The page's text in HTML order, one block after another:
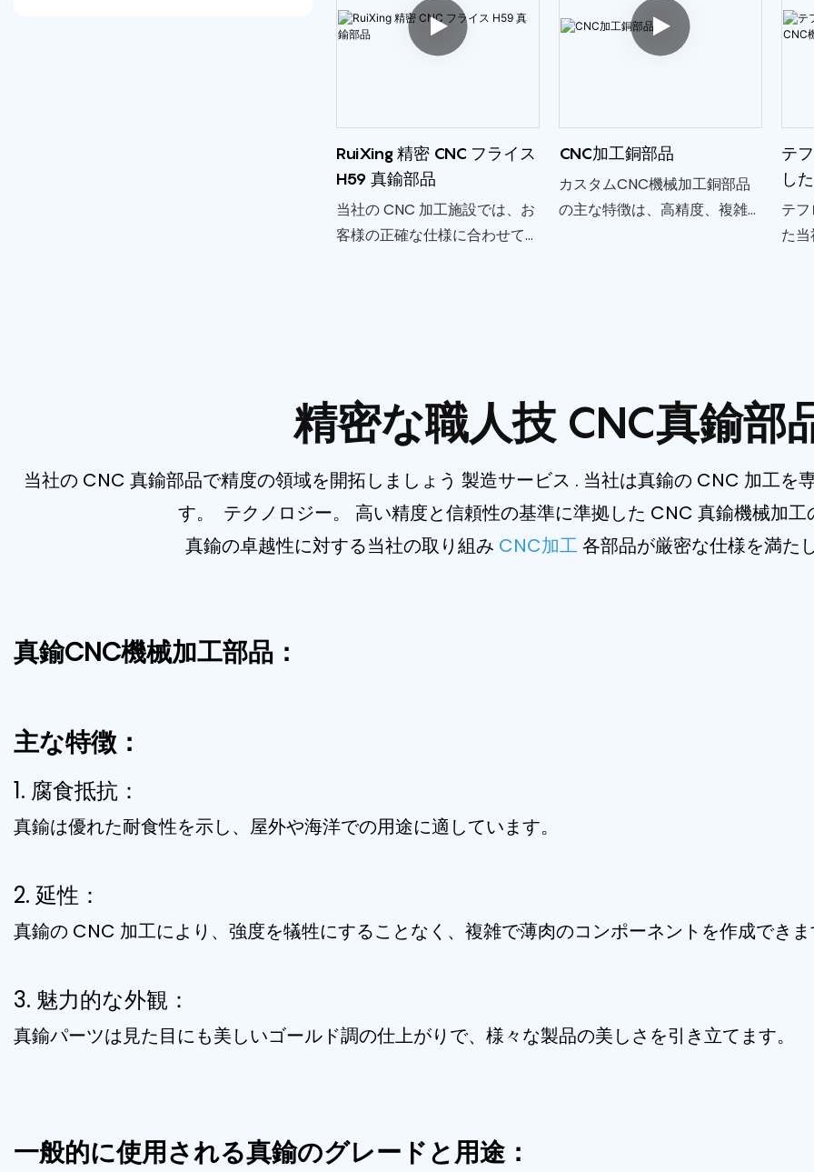
ューションを提供します
性
れ
RuiXing 精密 CNC フライス
H59 真鍮部品
当社の CNC 加工施設では、お
客様の正確な仕様に合わせて
し、厳しい公差でコンポーネ
ントを細心の注意を払って製
CNC加工銅部品
カスタムCNC機械加工銅部品
の主な特徴は、高精度、複雑
テ
し
テ
た
精密な職人技 CNC真鍮部
当社の CNC 真鍮部品で精度の領域を開拓しましょう 製造サービス . 当社は真鍮の CNC 加工を
す。 テクノロジー。 高い精度と信頼性の基準に準拠した CNC 真鍮機械加
真鍮の卓越性に対する当社の取り組み CNC加工 各部品が厳密な仕様を満た
真鍮CNC機械加工部品：
主な特徴：
1. 腐食抵抗：
真鍮は優れた耐食性を示し、屋外や海洋での用途に適しています。
2. 延性：
真鍮の CNC 加工により、強度を犠牲にすることなく、複雑で薄肉のコンポーネントを作成でき
3. 魅力的な外観：
真鍮パーツは見た目にも美しいゴールド調の仕上がりで、様々な製品の美しさを引き立てます。
一般的に使用される真鍮のグレードと用途：